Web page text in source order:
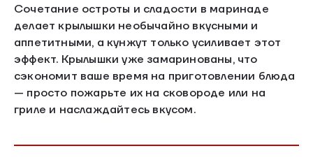
Сочетание остроты и сладости в маринаде
делает крылышки необычайно вкусными и
аппетитными, а кунжут только усиливает этот
эффект. Крылышки уже замаринованы, что
сэкономит ваше время на приготовлении блюда
— просто пожарьте их на сковороде или на
гриле и наслаждайтесь вкусом.